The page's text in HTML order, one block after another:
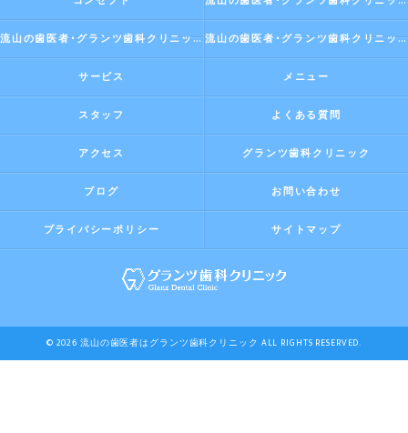
流山の歯医者･グランツ歯科クリニックの評判 流山の歯医者･グランツ歯科クリニックのお客様の声
サービス メニュー
スタッフ よくある質問
アクセス グランツ歯科クリニック
ブログ お問い合わせ
プライバシーポリシー サイトマップ
© 2026 流山の歯医者はグランツ歯科クリニック ALL RIGHTS RESERVED.